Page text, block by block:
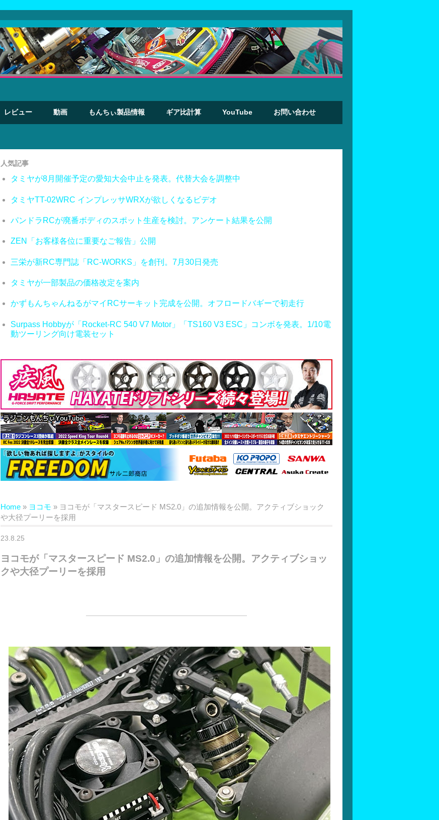
レビュー 動画 もんちぃ製品情報 ギア比計算 YouTube お問い合わせ
人気記事
タミヤが8月開催予定の愛知大会中止を発表。代替大会を調整中
タミヤTT-02WRC インプレッサWRXが欲しくなるビデオ
パンドラRCが廃番ボディのスポット生産を検討。アンケート結果を公開
ZEN「お客様各位に重要なご報告」公開
三栄が新RC専門誌「RC-WORKS」を創刊。7月30日発売
タミヤが一部製品の価格改定を案内
かずもんちゃんねるがマイRCサーキット完成を公開。オフロードバギーで初走行
Surpass Hobbyが「Rocket-RC 540 V7 Motor」「TS160 V3 ESC」コンボを発表。1/10電
動ツーリング向け電装セット
Home » ヨコモ » ヨコモが「マスタースピード MS2.0」の追加情報を公開。アクティブショック
や大径プーリーを採用
23.8.25
ヨコモが「マスタースピード MS2.0」の追加情報を公開。アクティブショッ
クや大径プーリーを採用